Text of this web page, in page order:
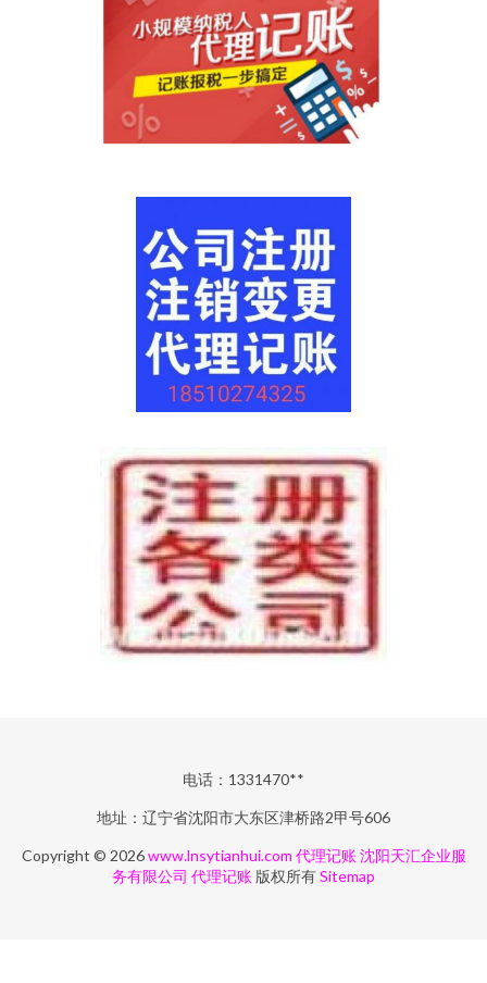
电话：1331470**
地址：辽宁省沈阳市大东区津桥路2甲号606
Copyright © 2026www.lnsytianhui.com 代理记账 沈阳天汇企业服
务有限公司 代理记账 版权所有Sitemap